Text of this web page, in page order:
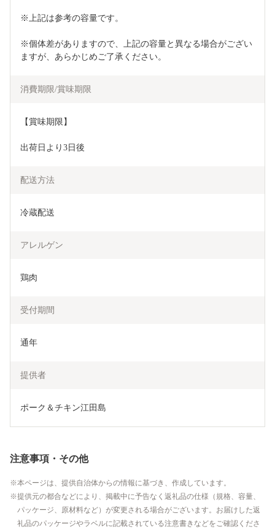
※上記は参考の容量です。
※個体差がありますので、上記の容量と異なる場合がござい
ますが、あらかじめご了承ください。
消費期限/賞味期限
【賞味期限】
出荷日より3日後
配送方法
冷蔵配送
アレルゲン
鶏肉
受付期間
通年
提供者
ポーク＆チキン江田島
注意事項・その他
本ページは、提供自治体からの情報に基づき、作成しています。
提供元の都合などにより、掲載中に予告なく返礼品の仕様（規格、容量、
パッケージ、原材料など）が変更される場合がございます。お届けした返
礼品のパッケージやラベルに記載されている注意書きなどをご確認くださ